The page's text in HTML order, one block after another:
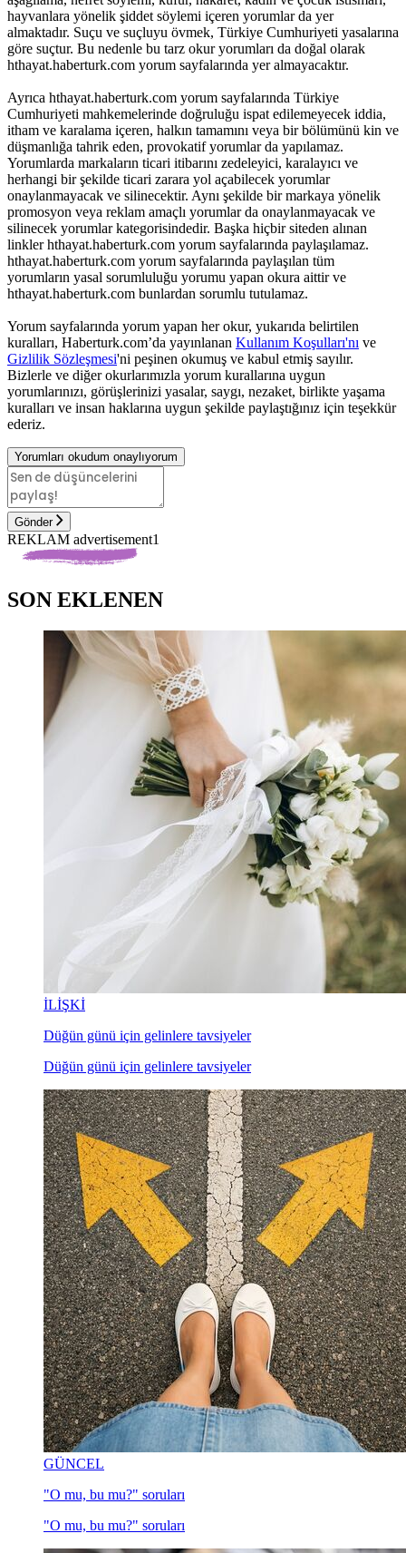
hayvanlara yönelik şiddet söylemi içeren yorumlar da yer
almaktadır. Suçu ve suçluyu övmek, Türkiye Cumhuriyeti yasalarına
göre suçtur. Bu nedenle bu tarz okur yorumları da doğal olarak
hthayat.haberturk.com yorum sayfalarında yer almayacaktır.
Ayrıca hthayat.haberturk.com yorum sayfalarında Türkiye
Cumhuriyeti mahkemelerinde doğruluğu ispat edilemeyecek iddia,
itham ve karalama içeren, halkın tamamını veya bir bölümünü kin ve
düşmanlığa tahrik eden, provokatif yorumlar da yapılamaz.
Yorumlarda markaların ticari itibarını zedeleyici, karalayıcı ve
herhangi bir şekilde ticari zarara yol açabilecek yorumlar
onaylanmayacak ve silinecektir. Aynı şekilde bir markaya yönelik
promosyon veya reklam amaçlı yorumlar da onaylanmayacak ve
silinecek yorumlar kategorisindedir. Başka hiçbir siteden alınan
linkler hthayat.haberturk.com yorum sayfalarında paylaşılamaz.
hthayat.haberturk.com yorum sayfalarında paylaşılan tüm
yorumların yasal sorumluluğu yorumu yapan okura aittir ve
hthayat.haberturk.com bunlardan sorumlu tutulamaz.
Yorum sayfalarında yorum yapan her okur, yukarıda belirtilen
kuralları, Haberturk.com’da yayınlanan Kullanım Koşulları'nı ve
Gizlilik Sözleşmesi'ni peşinen okumuş ve kabul etmiş sayılır.
Bizlerle ve diğer okurlarımızla yorum kurallarına uygun
yorumlarınızı, görüşlerinizi yasalar, saygı, nezaket, birlikte yaşama
kuralları ve insan haklarına uygun şekilde paylaştığınız için teşekkür
ederiz.
Yorumları okudum onaylıyorum
Gönder
REKLAM advertisement1
SON EKLENEN
İLİŞKİ
Düğün günü için gelinlere tavsiyeler
Düğün günü için gelinlere tavsiyeler
GÜNCEL
"O mu, bu mu?" soruları
"O mu, bu mu?" soruları